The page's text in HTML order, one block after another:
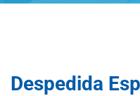
Despedida